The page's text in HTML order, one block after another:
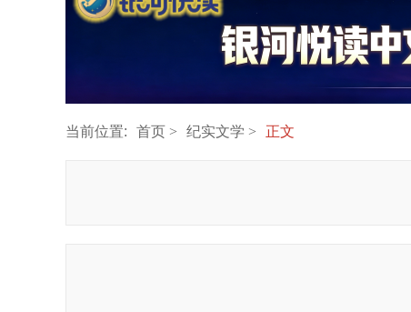
当前位置: 首页 纪实文学 正文